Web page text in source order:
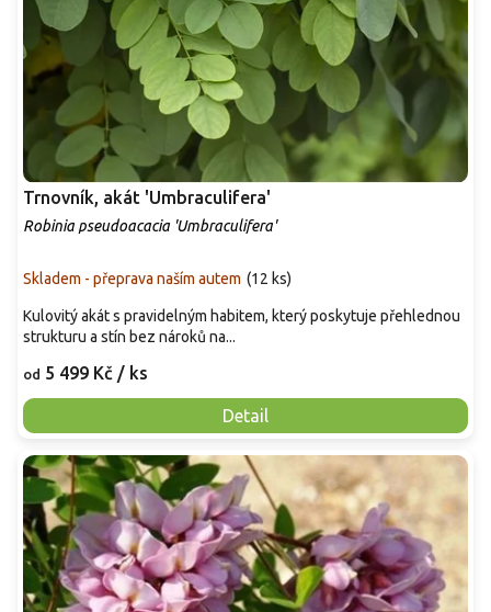
Trnovník, akát 'Umbraculifera'
Robinia pseudoacacia 'Umbraculifera'
Skladem - přeprava naším autem (12 ks)
od 5 499 Kč / ks
Detail
Kulovitý akát s pravidelným habitem, který poskytuje přehlednou
strukturu a stín bez nároků na...